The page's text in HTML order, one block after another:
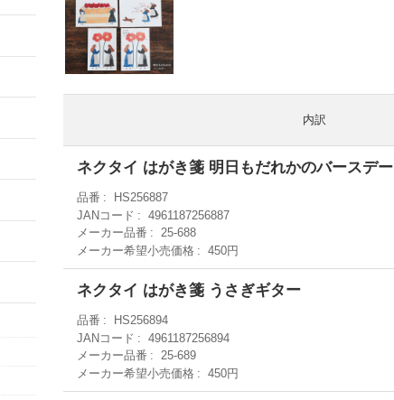
内訳
ネクタイ はがき箋 明日もだれかのバースデー
品番
HS256887
JANコード
4961187256887
メーカー品番
25-688
メーカー希望小売価格
450円
ネクタイ はがき箋 うさぎギター
品番
HS256894
JANコード
4961187256894
メーカー品番
25-689
メーカー希望小売価格
450円